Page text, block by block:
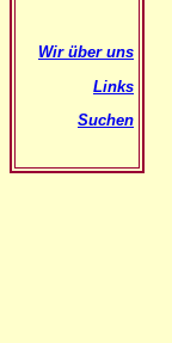
Wir über uns
Links
Suchen